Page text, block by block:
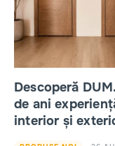
Descoperă
de ani
interior și